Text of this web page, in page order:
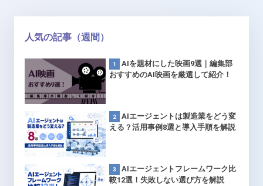
人気の記事（週間）
AIを題材にした映画9選｜編集部
おすすめのAI映画を厳選して紹介！
AIエージェントは製造業をどう変
える？活用事例8選と導入手順を解説
AIエージェントフレームワーク比
較12選！失敗しない選び方を解説